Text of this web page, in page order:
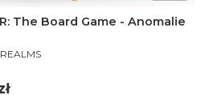
The Board Game - Anomalie